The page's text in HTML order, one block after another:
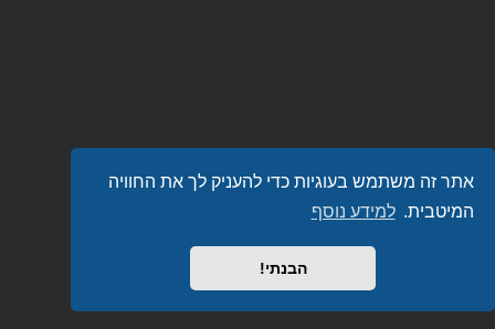
אתר זה משתמש בעוגיות כדי להעניק לך את החוויה
המיטבית. למידע נוסף
הבנתי!